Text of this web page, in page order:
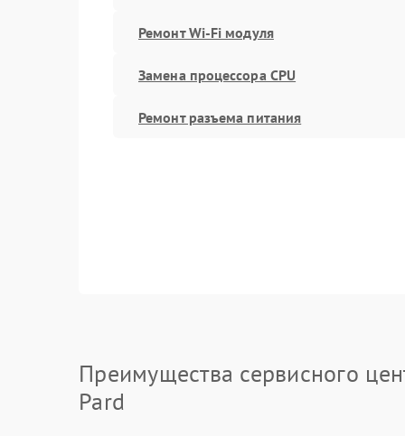
Ремонт Wi-Fi модуля
Замена процессора CPU
Ремонт разъема питания
Преимущества сервисного
Pard